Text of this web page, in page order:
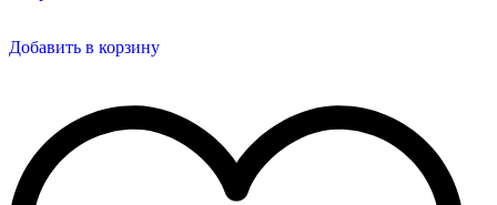
Добавить в корзину